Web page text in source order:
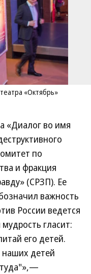
«Октябрь»
«Диалог во имя
по
и фракция
(СРЗП). Ее
важность
России ведется
гласит:
его детей.
детей